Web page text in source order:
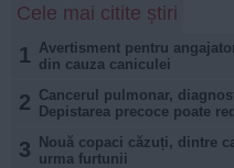
Cele mai citite știri
1 Avertisment pentru
din cauza caniculei
2 Cancerul pulmonar,
Depistarea precoce poate
3
Nouă copaci căzuți, dintre
urma furtunii